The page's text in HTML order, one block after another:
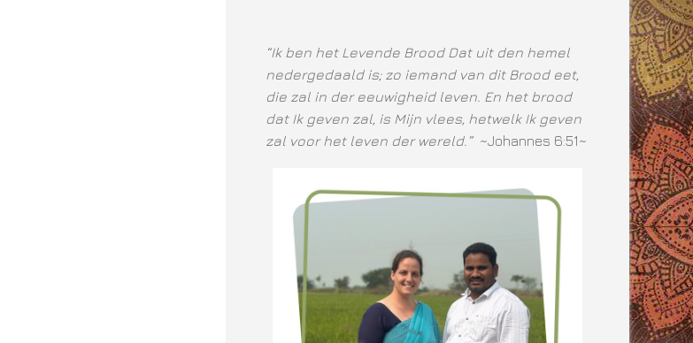
“Ik ben het Levende Brood Dat uit den hemel
nedergedaald is; zo iemand van dit Brood eet,
die zal in der eeuwigheid leven. En het brood
dat Ik geven zal, is Mijn vlees, hetwelk Ik geven
zal voor het leven der wereld.” ~Johannes 6:51~